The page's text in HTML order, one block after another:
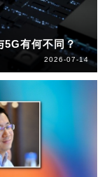
5G有何不同？
2026-07-14